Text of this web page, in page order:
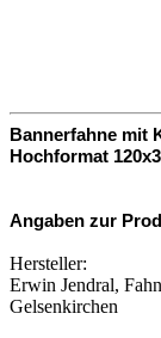
Bannerfahne mit
Hochformat
Angaben zur
Hersteller:
Erwin Jendral,
Gelsenkirchen